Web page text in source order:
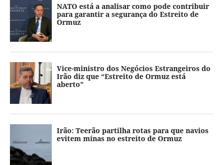
NATO está a analisar como pode contribuir
para garantir a segurança do Estreito de
Ormuz
Vice-ministro dos Negócios Estrangeiros do
Irão diz que “Estreito de Ormuz está
aberto”
Irão: Teerão partilha rotas para que navios
evitem minas no estreito de Ormuz